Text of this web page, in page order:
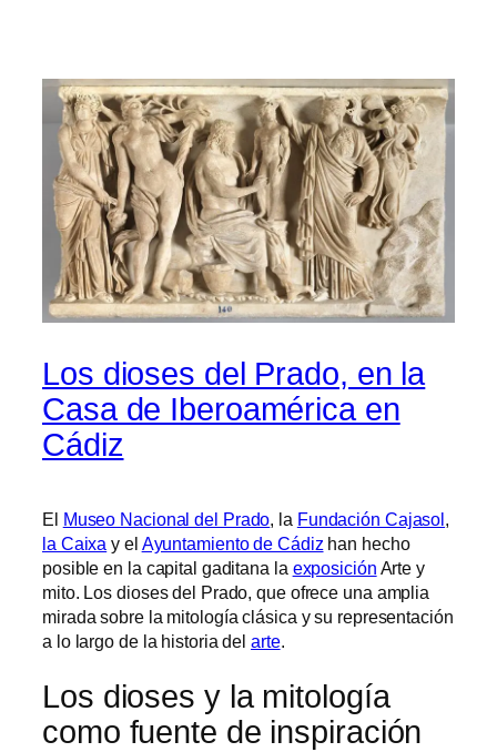
Los dioses del Prado, en la
Casa de Iberoamérica en
Cádiz
El Museo Nacional del Prado, la Fundación Cajasol,
la Caixa y el Ayuntamiento de Cádiz han hecho
posible en la capital gaditana la exposición Arte y
mito. Los dioses del Prado, que ofrece una amplia
mirada sobre la mitología clásica y su representación
a lo largo de la historia del arte.
Los dioses y la mitología
como fuente de inspiración